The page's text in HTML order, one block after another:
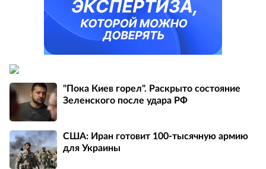
"Пока Киев горел". Раскрыто состояние
Зеленского после удара РФ
США: Иран готовит 100-тысячную армию
для Украины